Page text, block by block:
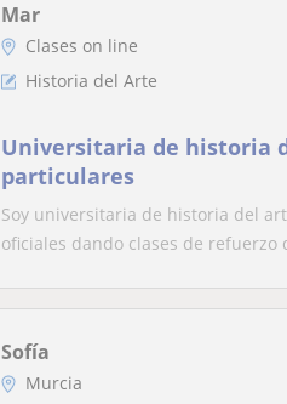
Mar
Clases on line
Historia del Arte
Universitaria de historia
particulares
Soy universitaria de historia del
oficiales dando clases de refuerzo
Sofía
Murcia